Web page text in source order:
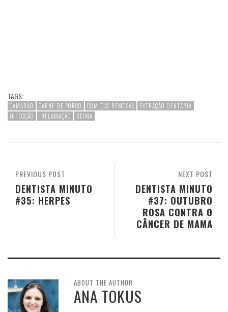
TAGS:
CAMARÃO CARNE DE PORCO COMIDAS REMOSAS
EXTRAÇÃO DENTÁRIA
INFECÇÃO
INFLAMAÇÃO REIMA
NEXT POST
DENTISTA MINUTO
#37: OUTUBRO
ROSA CONTRA O
CÂNCER DE MAMA
PREVIOUS POST
DENTISTA MINUTO
#35: HERPES
ABOUT THE AUTHOR
ANA TOKUS